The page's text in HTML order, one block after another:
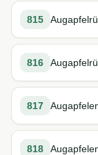
815
816
817
818